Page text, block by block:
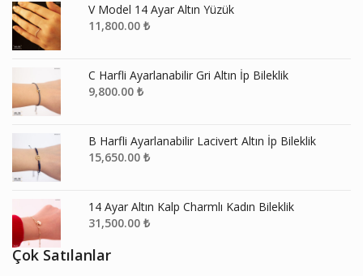
V Model 14 Ayar Altın Yüzük
11,800.00 ₺
C Harfli Ayarlanabilir Gri Altın İp Bileklik
9,800.00 ₺
B Harfli Ayarlanabilir Lacivert Altın İp Bileklik
15,650.00 ₺
14 Ayar Altın Kalp Charmlı Kadın Bileklik
31,500.00 ₺
Çok Satılanlar